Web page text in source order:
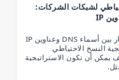
لشبكات الشركات:
اكتشف لماذا يُعد الاختيار بين أسماء DNS وعناوين IP
النسخ الاحتياطي
أن تكون الاستراتيجية